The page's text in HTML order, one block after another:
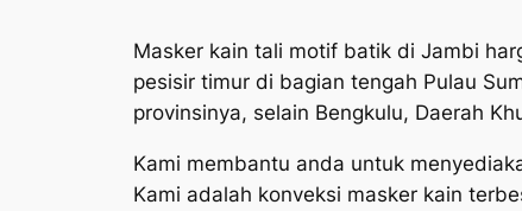
Masker kain tali motif batik di Jambi
pesisir timur di bagian tengah Pulau
provinsinya, selain Bengkulu, Daerah
Kami membantu anda untuk
Kami adalah konveksi masker kain